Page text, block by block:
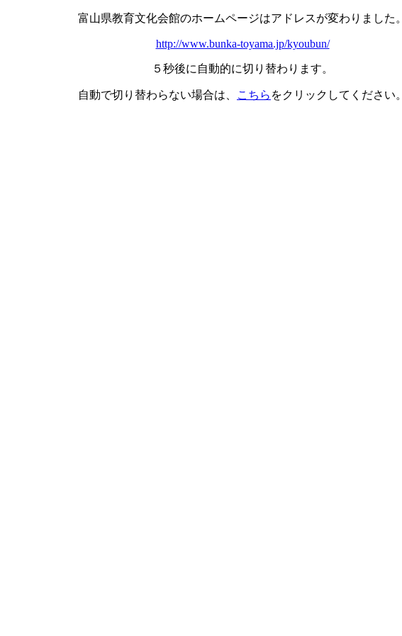
富山県教育文化会館のホームページはアドレスが変わりました。
http://www.bunka-toyama.jp/kyoubun/
５秒後に自動的に切り替わります。
自動で切り替わらない場合は、 こちら をクリックしてください。